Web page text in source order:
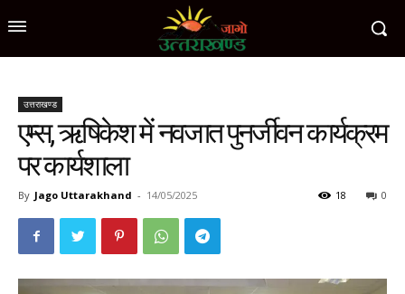
उत्तराखण्ड
एम्स, ऋषिकेश में नवजात पुनर्जीवन कार्यक्रम
पर कार्यशाला
By Jago Uttarakhand - 14/05/2025 0
18